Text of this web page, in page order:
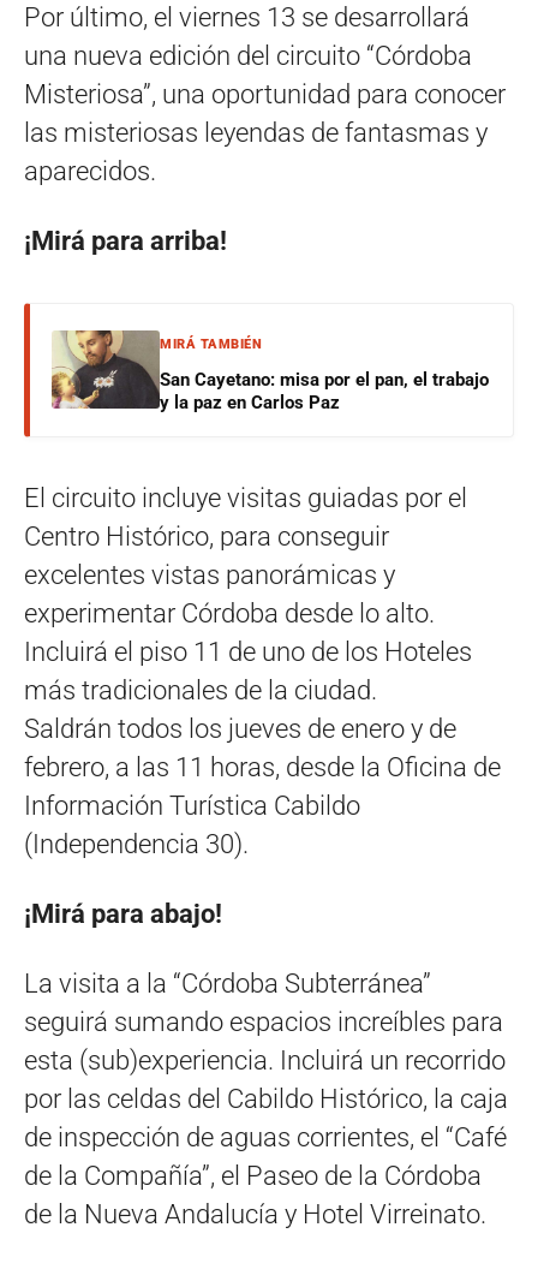
Por último, el viernes 13 se desarrollará
una nueva edición del circuito “Córdoba
Misteriosa”, una oportunidad para conocer
las misteriosas leyendas de fantasmas y
aparecidos.
¡Mirá para arriba!
MIRÁ TAMBIÉN
San Cayetano: misa por el pan, el trabajo
y la paz en Carlos Paz
El circuito incluye visitas guiadas por el
Centro Histórico, para conseguir
excelentes vistas panorámicas y
experimentar Córdoba desde lo alto.
Incluirá el piso 11 de uno de los Hoteles
más tradicionales de la ciudad.
Saldrán todos los jueves de enero y de
febrero, a las 11 horas, desde la Oficina de
Información Turística Cabildo
(Independencia 30).
¡Mirá para abajo!
La visita a la “Córdoba Subterránea”
seguirá sumando espacios increíbles para
esta (sub)experiencia. Incluirá un recorrido
por las celdas del Cabildo Histórico, la caja
de inspección de aguas corrientes, el “Café
de la Compañía”, el Paseo de la Córdoba
de la Nueva Andalucía y Hotel Virreinato.